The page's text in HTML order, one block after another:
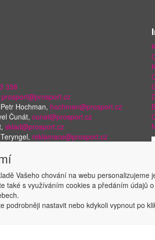
338
prosport@prosport.cz
Hochman, hochman@prosport.cz
Čunát, cunat@prosport.cz
sklad@prosport.cz
reklamace@prosport.cz
© ABRA Software a.s. 2018
Vašeho chování na webu
také s využíváním cookies a předáním
podrobněji nastavit nebo kdykoli vypnout po